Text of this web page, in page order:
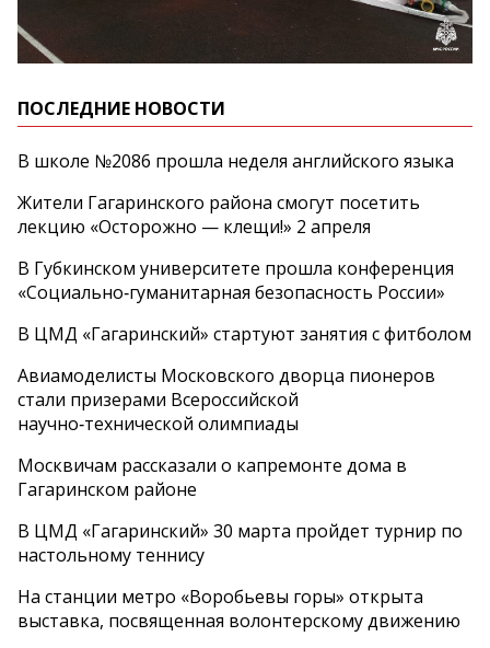
ПОСЛЕДНИЕ НОВОСТИ
В школе №2086 прошла неделя английского языка
Жители Гагаринского района смогут посетить
лекцию «Осторожно — клещи!» 2 апреля
В Губкинском университете прошла конференция
«Социально‑гуманитарная безопасность России»
В ЦМД «Гагаринский» стартуют занятия с фитболом
Авиамоделисты Московского дворца пионеров
стали призерами Всероссийской
научно‑технической олимпиады
Москвичам рассказали о капремонте дома в
Гагаринском районе
В ЦМД «Гагаринский» 30 марта пройдет турнир по
настольному теннису
На станции метро «Воробьевы горы» открыта
выставка, посвященная волонтерскому движению